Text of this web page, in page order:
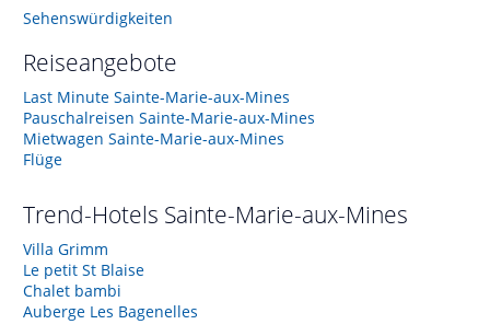
Sehenswürdigkeiten
Reiseangebote
Last Minute Sainte-Marie-aux-Mines
Pauschalreisen Sainte-Marie-aux-Mines
Mietwagen Sainte-Marie-aux-Mines
Flüge
Trend-Hotels Sainte-Marie-aux-Mines
Villa Grimm
Le petit St Blaise
Chalet bambi
Auberge Les Bagenelles